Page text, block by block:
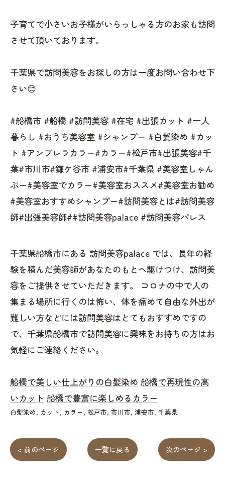
子育てで小さいお子様がいらっしゃる方のお家も訪問
させて頂いております。
千葉県で訪問美容をお探しの方は一度お問い合わせ下
さい😊
#船橋市 #船橋 #訪問美容 #在宅 #出張カット #一人
暮らし #おうち美容室 #シャンプー #白髪染め #カッ
ト #アンブレラカラー#カラー#松戸市#出張美容#千
葉#市川市#鎌ケ谷市 #浦安市#千葉県 #美容室しゃん
ぷー#美容室でカラー#美容室おススメ#美容室お勧め
#美容室おすすめシャンプー#訪問美容とは#訪問美容
師#出張美容師##訪問美容palace #訪問美容パレス
千葉県船橋市にある 訪問美容palace では、長年の経
験を積んだ美容師があなたのもとへ駆けつけ、訪問美
容をご提供させていただきます。 コロナの中で人の
集まる場所に行くのは怖い、体を痛めて自由な外出が
難しい方などには訪問美容はとてもおすすめですの
で、千葉県船橋市で訪問美容に興味をお持ちの方はお
気軽にご連絡ください。
船橋で美しい仕上がりの白髪染め 船橋で再現性の高
いカット 船橋で豊富に楽しめるカラー
白髪染め カット カラー 松戸市 市川市 浦安市 千葉県
< 前のページ 一覧に戻る 次のページ >